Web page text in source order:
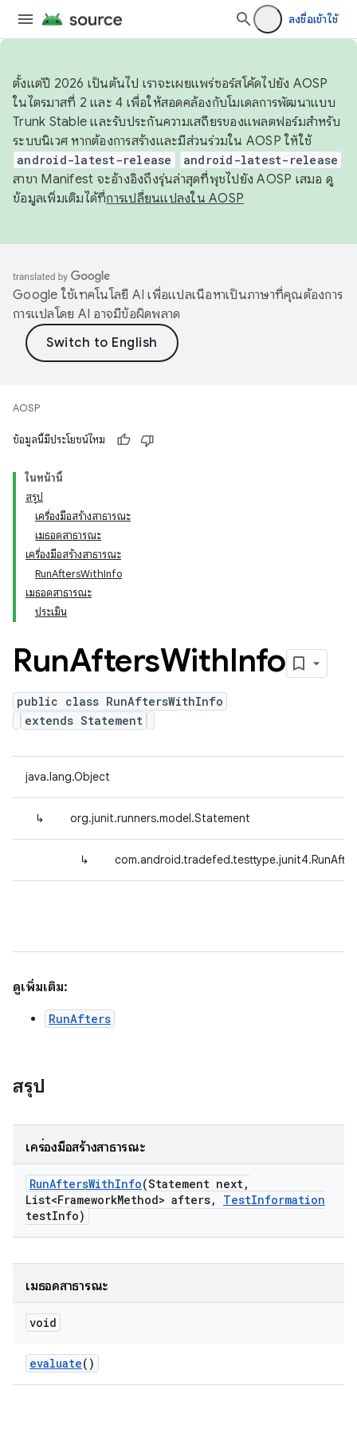
ลงชื่อเข้าใช้
ตั้งแต่ปี 2026 เป็นต้นไป เราจะเผยแพร่ซอร์สโค้ดไปยัง AOSP
ในไตรมาสที่ 2 และ 4 เพื่อให้สอดคล้องกับโมเดลการพัฒนาแบบ
Trunk Stable และรับประกันความเสถียรของแพลตฟอร์มสำหรับ
ระบบนิเวศ หากต้องการสร้างและมีส่วนร่วมใน AOSP ให้ใช้
android-latest-release android-latest-release
สาขา Manifest จะอ้างอิงถึงรุ่นล่าสุดที่พุชไปยัง AOSP เสมอ ดู
ข้อมูลเพิ่มเติมได้ที่การเปลี่ยนแปลงใน AOSP
Google ใช้เทคโนโลยี AI เพื่อแปลเนื้อหาเป็นภาษาที่คุณต้องการ
การแปลโดย AI อาจมีข้อผิดพลาด
AOSP
ข้อมูลนี้มีประโยชน์ไหม
ในหน้านี้
สรุป
เครื่องมือสร้างสาธารณะ
เมธอดสาธารณะ
เครื่องมือสร้างสาธารณะ
RunAftersWithInfo
เมธอดสาธารณะ
ประเมิน
RunAftersWithInfo
public class RunAftersWithInfo
extends Statement
java.lang.Object
↳ org.junit.runners.model.Statement
↳
ดูเพิ่มเติม:
RunAfters
สรุป
เครื่องมือสร้างสาธารณะ
RunAftersWithInfo(Statement next,
List<FrameworkMethod> afters, TestInformation
testInfo)
เมธอดสาธารณะ
void
evaluate()